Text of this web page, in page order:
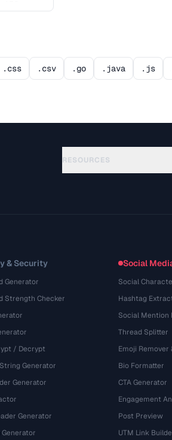
.css .csv .go .java .js
RESOURCES
& Security
Generator
Strength Checker
/ Decrypt
Generator
Generator
Generator
Generator
Social
Social
Hashtag
Social Mention
Thread Splitter
Emoji Remover
Bio Formatter
CTA Generator
Engagement
Post Preview
UTM Link